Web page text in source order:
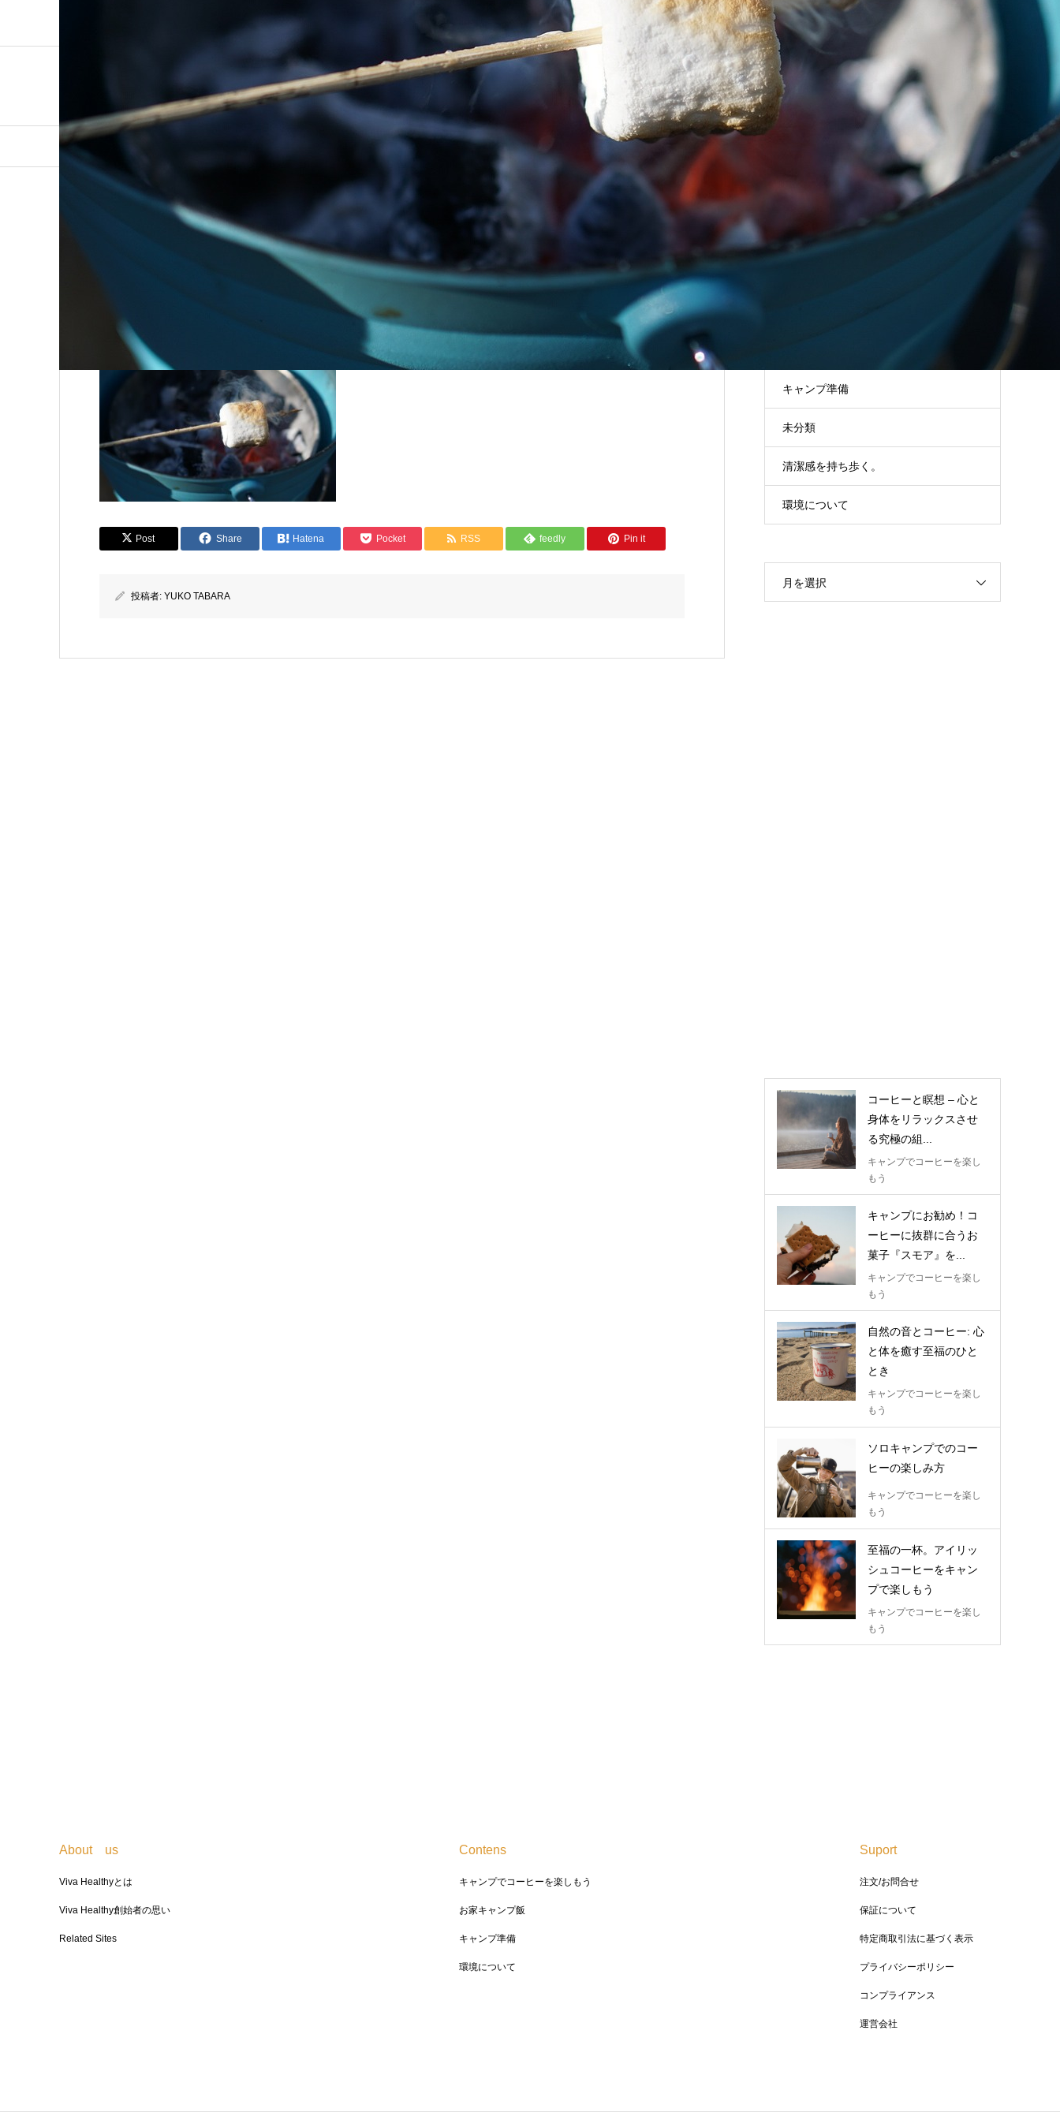
Viva Healthy（ビバヘルシー）熊本を拠点に全国展開！Health first!!!! Viva Healthyに参加しませんか？ 人生楽しんだもん勝ち！あなた流の楽しみ方で自由に参加して下さいね！
marshmallow-2428023_1280
Post RSS feedly Pin it
Post Share Hatena Pocket RSS feedly Pin it
投稿者: YUKO TABARA
カテゴリー選択
キャンプ準備
未分類
清潔感を持ち歩く。
環境について
月を選択
コーヒーと瞑想 – 心と
身体をリラックスさせ
る究極の組...
キャンプでコーヒーを楽し
もう
キャンプにお勧め！コ
ーヒーに抜群に合うお
菓子『スモア』を...
キャンプでコーヒーを楽し
もう
自然の音とコーヒー: 心
と体を癒す至福のひと
とき
キャンプでコーヒーを楽し
もう
ソロキャンプでのコー
ヒーの楽しみ方
キャンプでコーヒーを楽し
もう
至福の一杯。アイリッ
シュコーヒーをキャン
プで楽しもう
キャンプでコーヒーを楽し
もう
About us
Viva Healthyとは
Viva Healthy創始者の思い
Related Sites
Contens
キャンプでコーヒーを楽しもう
お家キャンプ飯
キャンプ準備
環境について
Suport
注文/お問合せ
保証について
特定商取引法に基づく表示
プライバシーポリシー
コンプライアンス
運営会社